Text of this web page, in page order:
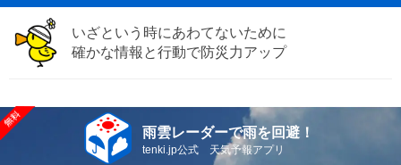
いざという時にあわてないために
確かな情報と行動で防災力アップ
雨雲レーダーで雨を回避！
tenki.jp公式 天気予報アプリ